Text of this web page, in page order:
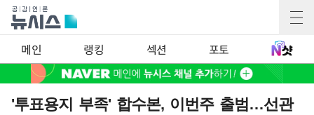
메인 랭킹 섹션 포토
'투표용지 부족' 합수본, 이번주 출범…선관